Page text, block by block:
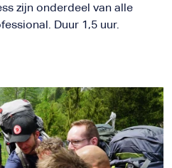
zijn onderdeel van alle
Duur 1,5 uur.